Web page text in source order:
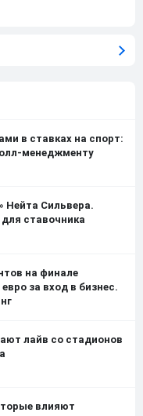
в ставках на спорт:
менеджменту
Нейта Сильвера.
ставочника
на финале
за вход в бизнес.
лайв со стадионов
влияют